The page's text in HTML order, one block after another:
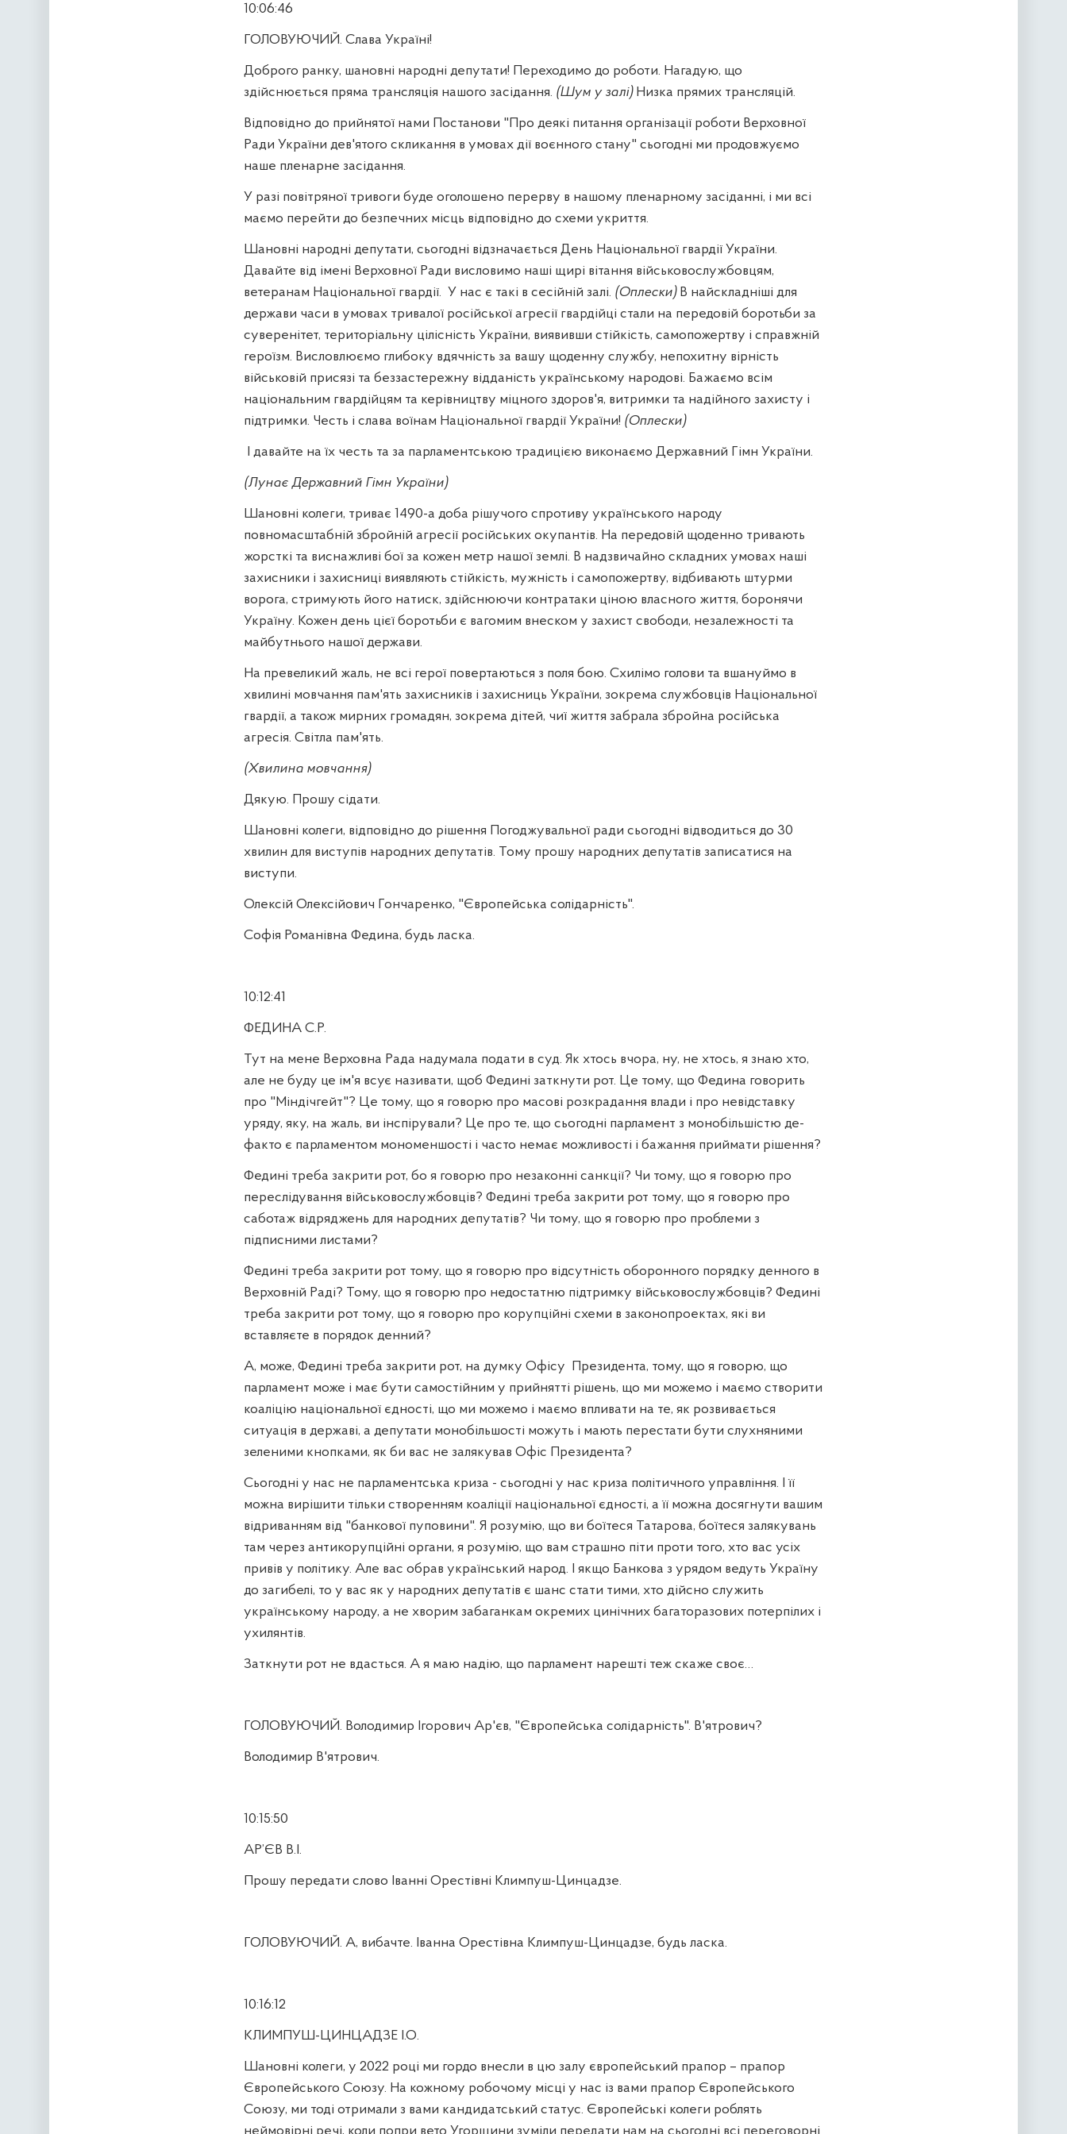
10:06:46
ГОЛОВУЮЧИЙ. Слава Україні!
Доброго ранку, шановні народні депутати! Переходимо до роботи. Нагадую, що
здійснюється пряма трансляція нашого засідання. (Шум у залі)Низка прямих трансляцій.
Відповідно до прийнятої нами Постанови "Про деякі питання організації роботи Верховної
Ради України дев'ятого скликання в умовах дії воєнного стану" сьогодні ми продовжуємо
наше пленарне засідання.
У разі повітряної тривоги буде оголошено перерву в нашому пленарному засіданні, і ми всі
маємо перейти до безпечних місць відповідно до схеми укриття.
Шановні народні депутати, сьогодні відзначається День Національної гвардії України.
Давайте від імені Верховної Ради висловимо наші щирі вітання військовослужбовцям,
ветеранам Національної гвардії. У нас є такі в сесійній залі. (Оплески)В найскладніші для
держави часи в умовах тривалої російської агресії гвардійці стали на передовій боротьби за
суверенітет, територіальну цілісність України, виявивши стійкість, самопожертву і справжній
героїзм. Висловлюємо глибоку вдячність за вашу щоденну службу, непохитну вірність
військовій присязі та беззастережну відданість українському народові. Бажаємо всім
національним гвардійцям та керівництву міцного здоров'я, витримки та надійного захисту і
підтримки. Честь і слава воїнам Національної гвардії України! (Оплески)
І давайте на їх честь та за парламентською традицією виконаємо Державний Гімн України.
(Лунає Державний Гімн України)
Шановні колеги, триває 1490-а доба рішучого спротиву українського народу
повномасштабній збройній агресії російських окупантів. На передовій щоденно тривають
жорсткі та виснажливі бої за кожен метр нашої землі. В надзвичайно складних умовах наші
захисники і захисниці виявляють стійкість, мужність і самопожертву, відбивають штурми
ворога, стримують його натиск, здійснюючи контратаки ціною власного життя, боронячи
Україну. Кожен день цієї боротьби є вагомим внеском у захист свободи, незалежності та
майбутнього нашої держави.
На превеликий жаль, не всі герої повертаються з поля бою. Схилімо голови та вшануймо в
хвилині мовчання пам'ять захисників і захисниць України, зокрема службовців Національної
гвардії, а також мирних громадян, зокрема дітей, чиї життя забрала збройна російська
агресія. Світла пам'ять.
(Хвилина мовчання)
Дякую. Прошу сідати.
Шановні колеги, відповідно до рішення Погоджувальної ради сьогодні відводиться до 30
хвилин для виступів народних депутатів. Тому прошу народних депутатів записатися на
виступи.
Олексій Олексійович Гончаренко, "Європейська солідарність".
Софія Романівна Федина, будь ласка.
10:12:41
ФЕДИНА С.Р.
Тут на мене Верховна Рада надумала подати в суд. Як хтось вчора, ну, не хтось, я знаю хто,
але не буду це ім'я всує називати, щоб Федині заткнути рот. Це тому, що Федина говорить
про "Міндічгейт"? Це тому, що я говорю про масові розкрадання влади і про невідставку
уряду, яку, на жаль, ви інспірували? Це про те, що сьогодні парламент з монобільшістю де-
факто є парламентом мономеншості і часто немає можливості і бажання приймати рішення?
Федині треба закрити рот, бо я говорю про незаконні санкції? Чи тому, що я говорю про
переслідування військовослужбовців? Федині треба закрити рот тому, що я говорю про
саботаж відряджень для народних депутатів? Чи тому, що я говорю про проблеми з
підписними листами?
Федині треба закрити рот тому, що я говорю про відсутність оборонного порядку денного в
Верховній Раді? Тому, що я говорю про недостатню підтримку військовослужбовців? Федині
треба закрити рот тому, що я говорю про корупційні схеми в законопроектах, які ви
вставляєте в порядок денний?
А, може, Федині треба закрити рот, на думку Офісу Президента, тому, що я говорю, що
парламент може і має бути самостійним у прийнятті рішень, що ми можемо і маємо створити
коаліцію національної єдності, що ми можемо і маємо впливати на те, як розвивається
ситуація в державі, а депутати монобільшості можуть і мають перестати бути слухняними
зеленими кнопками, як би вас не залякував Офіс Президента?
Сьогодні у нас не парламентська криза - сьогодні у нас криза політичного управління. І її
можна вирішити тільки створенням коаліції національної єдності, а її можна досягнути вашим
відриванням від "банкової пуповини". Я розумію, що ви боїтеся Татарова, боїтеся залякувань
там через антикорупційні органи, я розумію, що вам страшно піти проти того, хто вас усіх
привів у політику. Але вас обрав український народ. І якщо Банкова з урядом ведуть Україну
до загибелі, то у вас як у народних депутатів є шанс стати тими, хто дійсно служить
українському народу, а не хворим забаганкам окремих цинічних багаторазових потерпілих і
ухилянтів.
Заткнути рот не вдасться. А я маю надію, що парламент нарешті теж скаже своє…
ГОЛОВУЮЧИЙ. Володимир Ігорович Ар'єв, "Європейська солідарність". В'ятрович?
Володимир В'ятрович.
10:15:50
АР’ЄВ В.І.
Прошу передати слово Іванні Орестівні Климпуш-Цинцадзе.
ГОЛОВУЮЧИЙ. А, вибачте. Іванна Орестівна Климпуш-Цинцадзе, будь ласка.
10:16:12
КЛИМПУШ-ЦИНЦАДЗЕ І.О.
Шановні колеги, у 2022 році ми гордо внесли в цю залу європейський прапор – прапор
Європейського Союзу. На кожному робочому місці у нас із вами прапор Європейського
Союзу, ми тоді отримали з вами кандидатський статус. Європейські колеги роблять